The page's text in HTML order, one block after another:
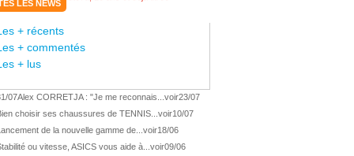
Los Cabos
WTA Wash.
Los Cabos Géa en finale !
Los Cabos 1ère 1/2 finale pour Géa
LES NEWS
+ récents
+ commentés
+ lus
07Alex CORRETJA : "Je me reconnais... voir23/07
choisir ses chaussures de TENNIS... voir10/07
de la nouvelle gamme de... voir18/06
ou vitesse, ASICS vous aide à... voir09/06